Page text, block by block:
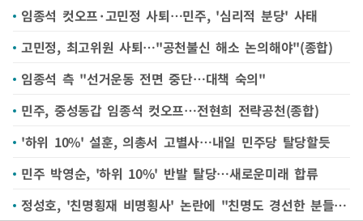
임종석 컷오프·고민정 사퇴…민주, '심리적 분당' 사태
고민정, 최고위원 사퇴…"공천불신 해소 논의해야"(종합)
임종석 측 "선거운동 전면 중단…대책 숙의"
민주, 중성동갑 임종석 컷오프…전현희 전략공천(종합)
'하위 10%' 설훈, 의총서 고별사…내일 민주당 탈당할듯
민주 박영순, '하위 10%' 반발 탈당…새로운미래 합류
정성호, '친명횡재 비명횡사' 논란에 "친명도 경선한 분들 많아"